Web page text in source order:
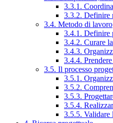
3.3.1.
3.3.2. Definire
3.4. Metodo di lavoro
3.4.1. Definire
3.4.2. Curare
3.4.3.
3.4.4.
3.5. Il processo
3.5.1.
3.5.2.
3.5.3.
3.5.4.
3.5.5. Validare